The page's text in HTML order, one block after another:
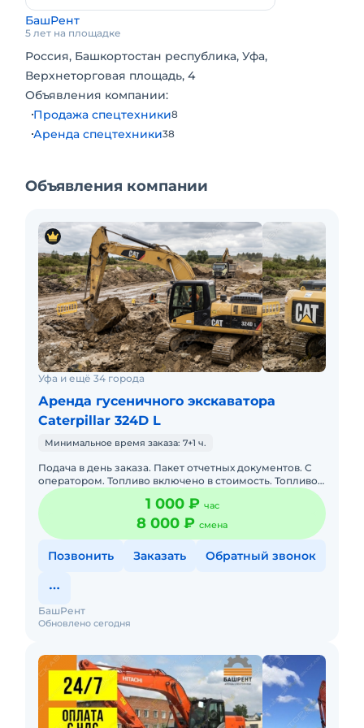
БашРент
5 лет на площадке
Россия, Башкортостан республика, Уфа,
Верхнеторговая площадь, 4
Объявления компании:
Продажа спецтехники8
Аренда спецтехники38
Объявления компании
Уфа и ещё 34 города
Аренда гусеничного экскаватора
Caterpillar 324D L
Минимальное время заказа: 7+1 ч.
Подача в день заказа. Пакет отчетных документов. С
оператором. Топливо включено в стоимость. Топливо
оплачивается отдельно. Долгосрочная аренда.
Краткосрочная а
1 000 ₽ час
8 000 ₽ смена
Позвонить Заказать Обратный звонок
Обновлено сегодня
БашРент